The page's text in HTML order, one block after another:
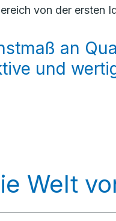
von der ersten
an
und
Welt